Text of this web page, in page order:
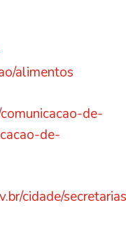
alimentos
de-
de-
cidade/